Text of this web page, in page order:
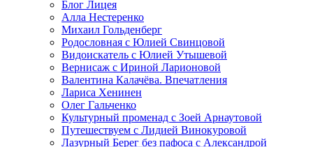
Блог Лицея
Алла Нестеренко
Михаил Гольденберг
Родословная с Юлией Свинцовой
Видоискатель с Юлией Утышевой
Вернисаж с Ириной Ларионовой
Валентина Калачёва. Впечатления
Лариса Хенинен
Олег Гальченко
Культурный променад с Зоей Арнаутовой
Путешествуем с Лидией Винокуровой
Лазурный Берег без пафоса с Александрой